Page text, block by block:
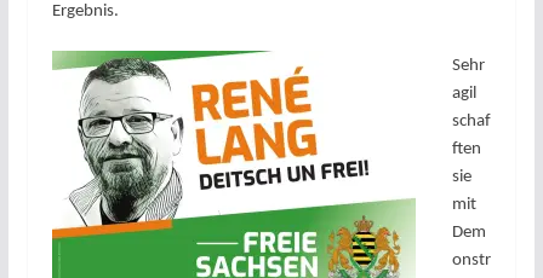
Ergebnis.
Sehr
agil
schaf
ften
sie
mit
Dem
onstr